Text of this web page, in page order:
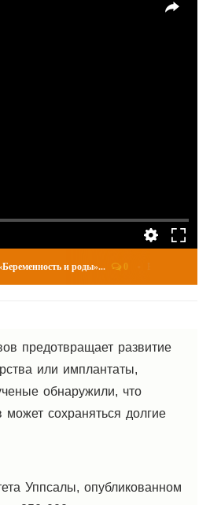
и роды»... 0 Беременность и роды
предотвращает развитие
или имплантаты,
обнаружили, что
сохраняться долгие
Уппсалы, опубликованном